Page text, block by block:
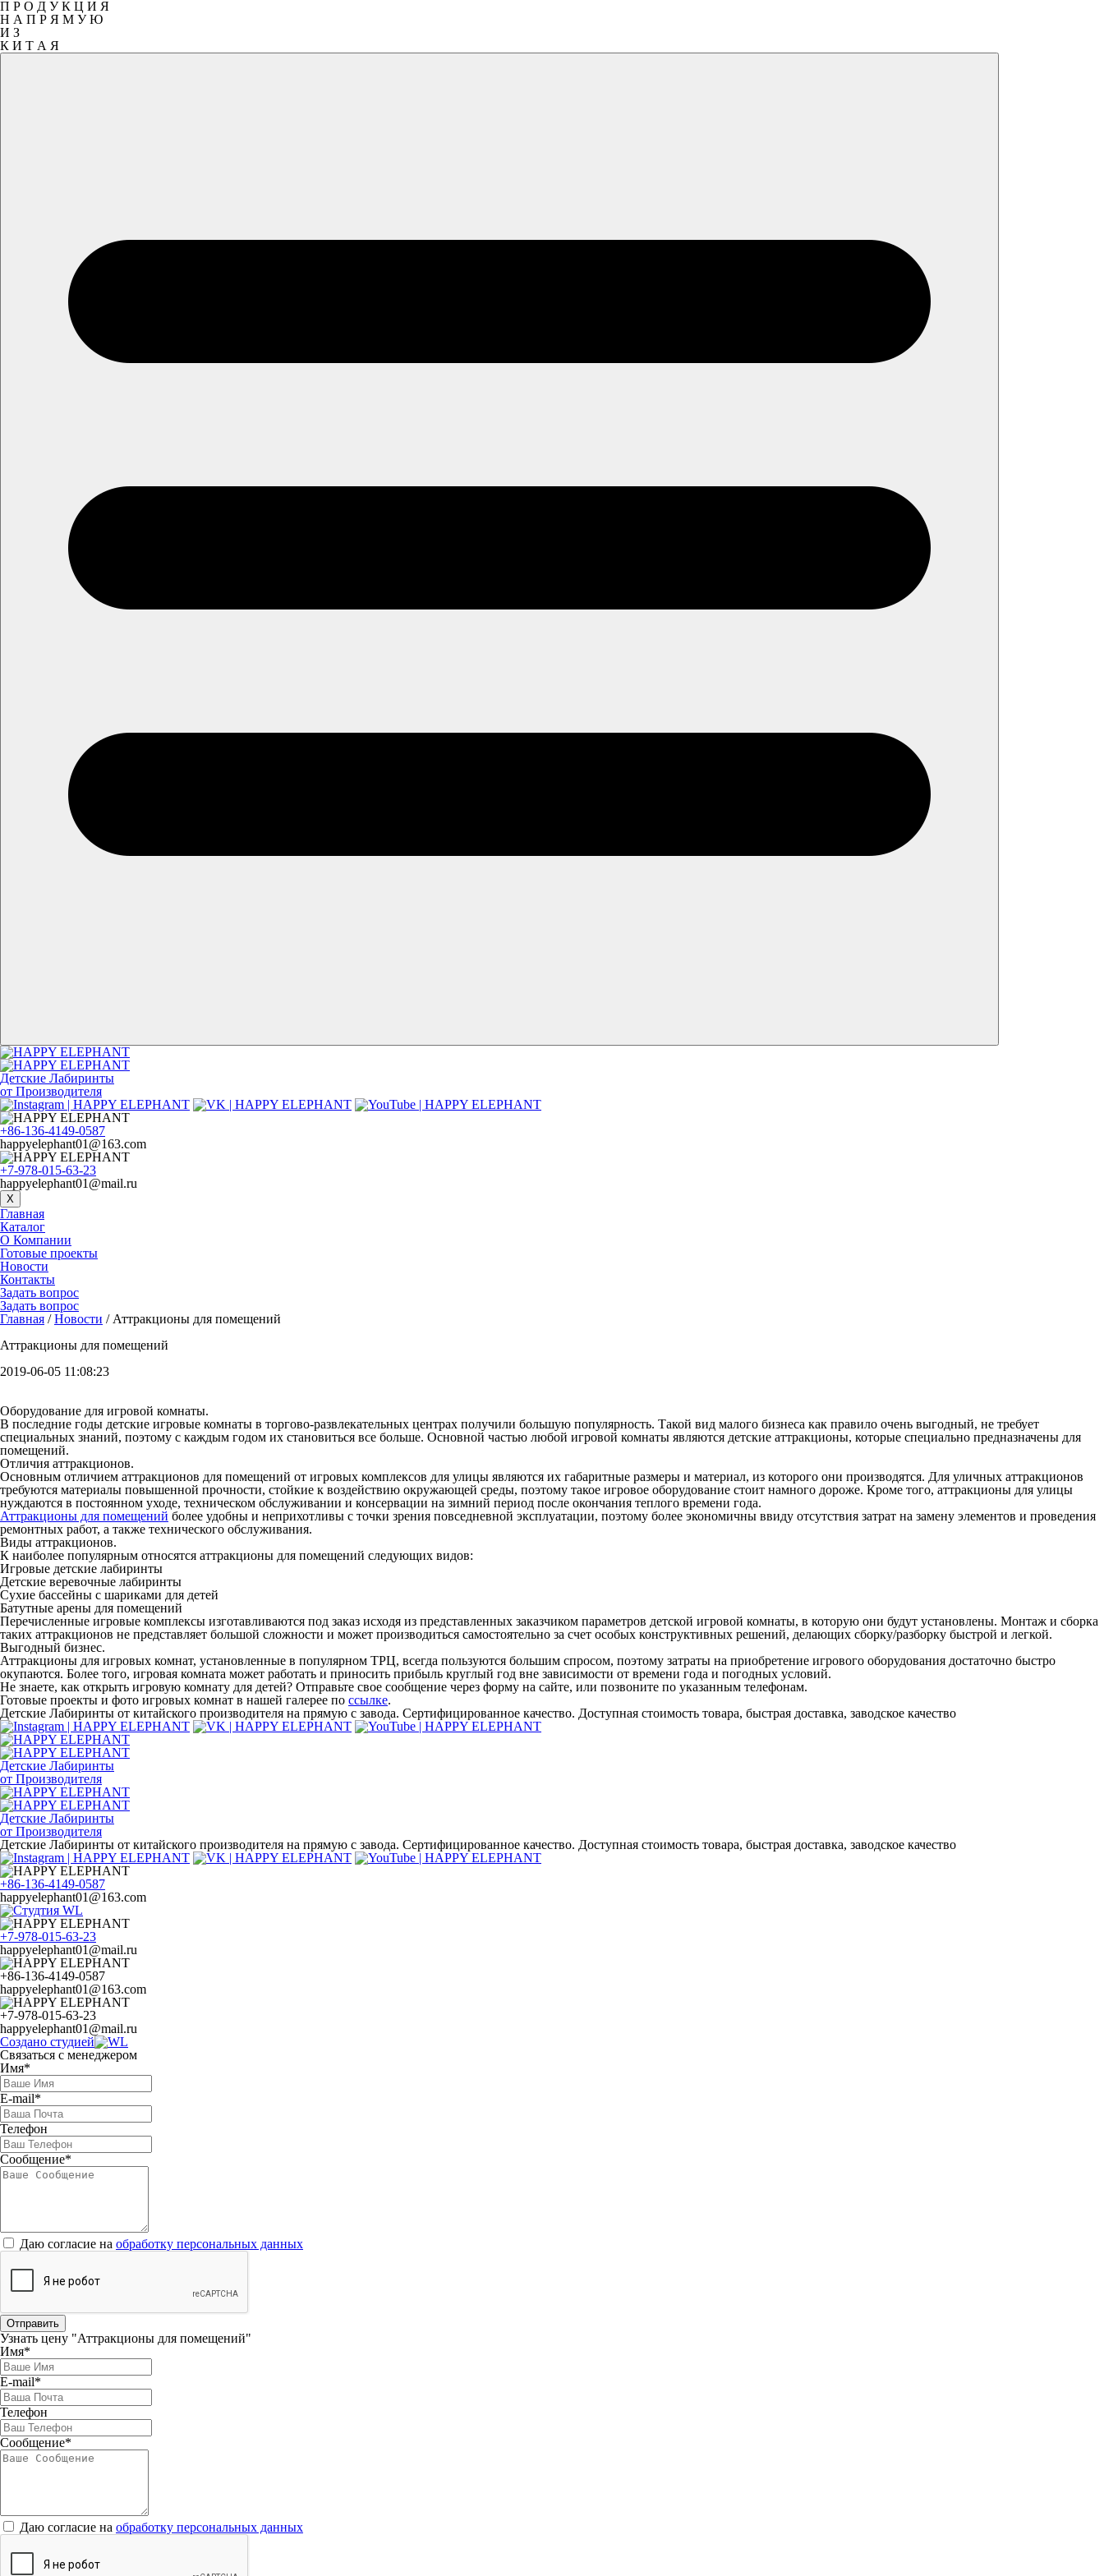
П Р О Д У К Ц И Я
Н А П Р Я М У Ю
И З
К И Т А Я
Детские Лабиринты
от Производителя
+86-136-4149-0587
happyelephant01@163.com
+7-978-015-63-23
happyelephant01@mail.ru
X
Главная
Каталог
О Компании
Готовые проекты
Новости
Контакты
Задать вопрос
Задать вопрос
Главная /Новости / Аттракционы для помещений
Аттракционы для помещений
2019-06-05 11:08:23
Оборудование для игровой комнаты.
В последние годы детские игровые комнаты в торгово-развлекательных центрах получили большую популярность. Такой вид малого бизнеса как правило очень выгодный, не требует
специальных знаний, поэтому с каждым годом их становиться все больше. Основной частью любой игровой комнаты являются детские аттракционы, которые специально предназначены для
помещений.
Отличия аттракционов.
Основным отличием аттракционов для помещений от игровых комплексов для улицы являются их габаритные размеры и материал, из которого они производятся. Для уличных аттракционов
требуются материалы повышенной прочности, стойкие к воздействию окружающей среды, поэтому такое игровое оборудование стоит намного дороже. Кроме того, аттракционы для улицы
нуждаются в постоянном уходе, техническом обслуживании и консервации на зимний период после окончания теплого времени года.
Аттракционы для помещений более удобны и неприхотливы с точки зрения повседневной эксплуатации, поэтому более экономичны ввиду отсутствия затрат на замену элементов и проведения
ремонтных работ, а также технического обслуживания.
Виды аттракционов.
К наиболее популярным относятся аттракционы для помещений следующих видов:
Игровые детские лабиринты
Детские веревочные лабиринты
Сухие бассейны с шариками для детей
Батутные арены для помещений
Перечисленные игровые комплексы изготавливаются под заказ исходя из представленных заказчиком параметров детской игровой комнаты, в которую они будут установлены. Монтаж и сборка
таких аттракционов не представляет большой сложности и может производиться самостоятельно за счет особых конструктивных решений, делающих сборку/разборку быстрой и легкой.
Выгодный бизнес.
Аттракционы для игровых комнат, установленные в популярном ТРЦ, всегда пользуются большим спросом, поэтому затраты на приобретение игрового оборудования достаточно быстро
окупаются. Более того, игровая комната может работать и приносить прибыль круглый год вне зависимости от времени года и погодных условий.
Не знаете, как открыть игровую комнату для детей? Отправьте свое сообщение через форму на сайте, или позвоните по указанным телефонам.
Готовые проекты и фото игровых комнат в нашей галерее по ссылке.
Детские Лабиринты от китайского производителя на прямую с завода. Сертифицированное качество. Доступная стоимость товара, быстрая доставка, заводское качество
Детские Лабиринты
от Производителя
Детские Лабиринты
от Производителя
Детские Лабиринты от китайского производителя на прямую с завода. Сертифицированное качество. Доступная стоимость товара, быстрая доставка, заводское качество
+86-136-4149-0587
happyelephant01@163.com
+7-978-015-63-23
happyelephant01@mail.ru
+86-136-4149-0587
happyelephant01@163.com
+7-978-015-63-23
happyelephant01@mail.ru
Создано студией
Связаться с менеджером
Имя*
E-mail*
Телефон
Сообщение*
Даю согласие на обработку персональных данных
Отправить
Узнать цену "Аттракционы для помещений"
Имя*
E-mail*
Телефон
Сообщение*
Даю согласие на обработку персональных данных